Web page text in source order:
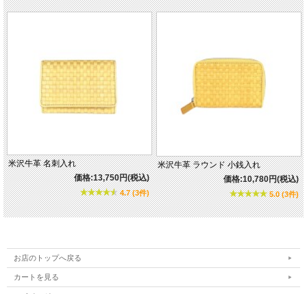
米沢牛革 名刺入れ
価格:13,750円(税込)
4.7 (3件)
米沢牛革 ラウンド 小銭入れ
価格:10,780円(税込)
5.0 (3件)
お店のトップへ戻る
カートを見る